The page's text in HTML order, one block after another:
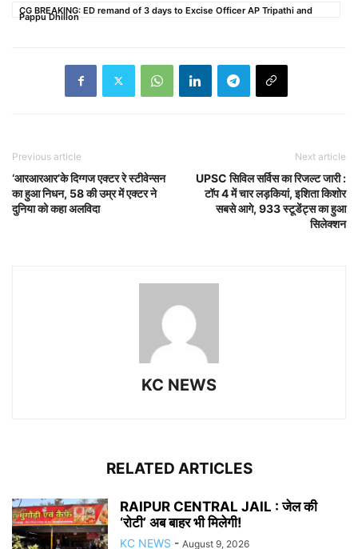
CG BREAKING: ED remand of 3 days to Excise Officer AP Tripathi and
Pappu Dhillon
Previous article
‘आरआरआर’के दिग्गज एक्टर रे स्टीवेन्सन
का हुआ निधन, 58 की उम्र में एक्टर ने
दुनिया को कहा अलविदा
Next article
UPSC सिविल सर्विस का रिजल्ट जारी :
टॉप 4 में चार लड़कियां, इशिता किशोर
सबसे आगे, 933 स्टूडेंट्स का हुआ
सिलेक्शन
KC NEWS
RELATED ARTICLES
RAIPUR CENTRAL JAIL : जेल की
‘रोटी’ अब बाहर भी मिलेगी!
KC NEWS - August 9, 2026